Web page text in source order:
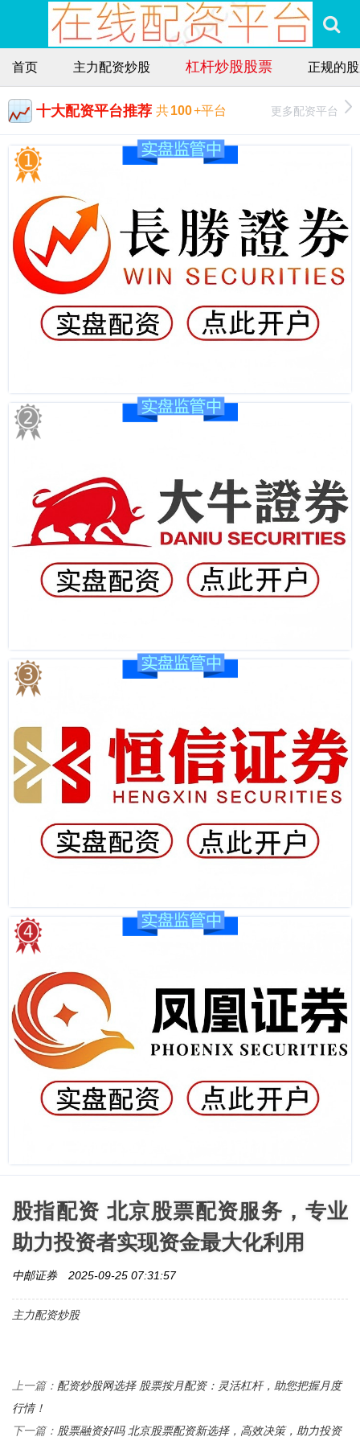
首页 主力配资炒股 杠杆炒股股票 正规的
十大配资平台推荐 共100+平台 更多配资平台
股指配资 北京股票配资服务，专业
助力投资者实现资金最大化利用
中邮证券 2025-09-25 07:31:57
主力配资炒股
上一篇： 配资炒股网选择 股票按月配资：灵活杠杆，助您把握月度
行情！
下一篇： 股票融资好吗 北京股票配资新选择，高效决策，助力投资